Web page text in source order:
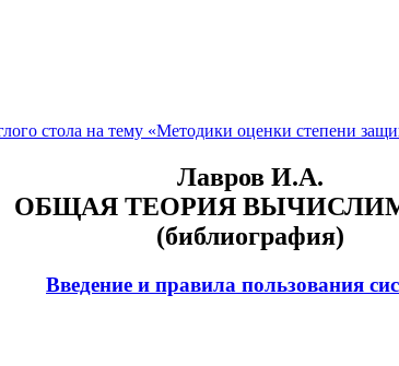
стола на тему «Методики оценки степени
Лавров И.А.
ОБЩАЯ ТЕОРИЯ
(библиография)
Введение и правила пользования